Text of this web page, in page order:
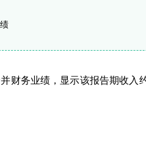
财务业绩，显示该报告期收入